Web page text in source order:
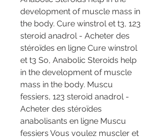
development of muscle mass in
the body. Cure winstrol et t3, 123
steroid anadrol - Acheter des
stéroïdes en ligne Cure winstrol
et t3 So, Anabolic Steroids help
in the development of muscle
mass in the body. Muscu
fessiers, 123 steroid anadrol -
Acheter des stéroïdes
anabolisants en ligne Muscu
fessiers Vous voulez muscler et